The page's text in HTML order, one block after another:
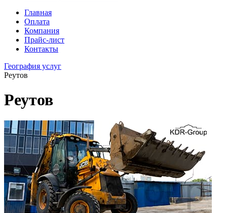
Главная
Оплата
Компания
Прайс-лист
Контакты
География услуг
Реутов
Реутов